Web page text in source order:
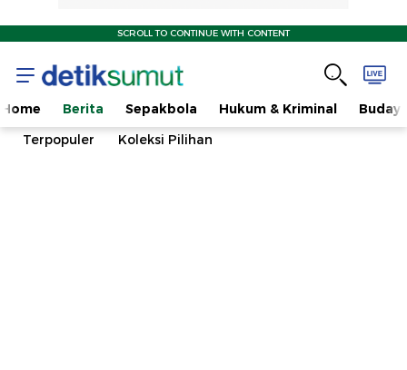
SCROLL TO CONTINUE WITH CONTENT
Home Berita Sepakbola Hukum & Kriminal
Terpopuler
Koleksi Pilihan